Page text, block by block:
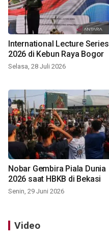
International Lecture Series
2026 di Kebun Raya Bogor
Selasa, 28 Juli 2026
Nobar Gembira Piala Dunia
2026 saat HBKB di Bekasi
Senin, 29 Juni 2026
Video